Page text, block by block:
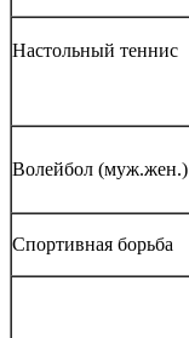
Настольный теннис
Волейбол (муж.жен.)
Спортивная борьба